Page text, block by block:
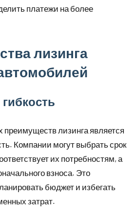
платежи на более
лизинга
лизинга является
Компании могут выбрать срок
их потребностям, а
взноса. Это
бюджет и избегать
затрат.